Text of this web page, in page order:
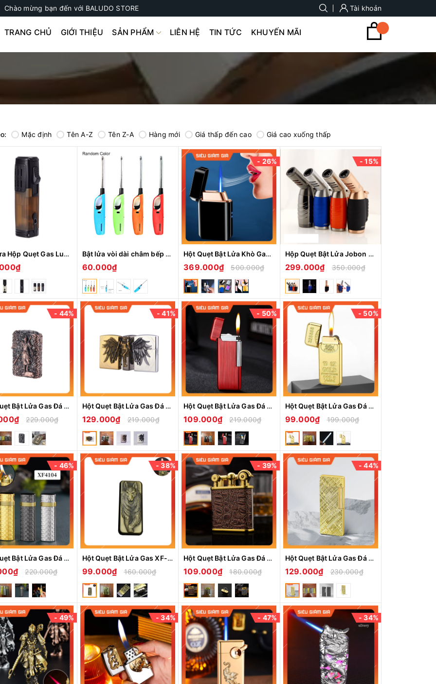
Chào mừng bạn đến với BALUDO STORE Tài khoản
TRANG CHỦ GIỚI THIỆU SẢN PHẨM LIÊN HỆ TIN TỨC KHUYẾN MÃI
Mặc định Tên A-Z Tên Z-A Hàng mới Giá thấp đến cao Giá cao xuống thấp
Bật Lửa Hộp Quẹt Gas Lubinski SK44 khò 3 tia nhìn rõ lượng gas, kèm theo đục Cigar cao cấp Bật lửa vòi dài châm bếp HENG-CHEN an toàn, tiện lợi
60.000₫
- 26%
Hột Quẹt Bật Lửa Khò Gas 1 Tia HT23 Cảm Ứng Lắc Tay Có Ô Quan Sát Gas - Giao Màu Ngẫu Nhiên
369.000₫ 500.000₫
- 15%
Hộp Quẹt Bật Lửa Jobon ZB-578 Khò 3 Tia Đầu Xoay Hai Chiều Để Bàn - (Nhiều màu)
299.000₫ 350.000₫
- 44%
Hột Quẹt Bật Lửa Gas Đá YF832 Đắp Nổi Họa Tiết Tôn Ngộ Không Cưỡi Mây - Giao Màu Ngẫu Nhiên
229.000₫
- 41%
Hột Quẹt Bật Lửa Gas Đá Z1050 Ốp Nổi 3 Mặt Họa Tiết Nữ Chiến Binh Amazon Thần Thoại Cực Đẹp -Nhiều Màu
129.000₫ 219.000₫
- 50%
Hột Quẹt Bật Lửa Gas Đá XF805 Siêu Mỏng Nhẹ Thiết Kế Restro Sang Trọng Lịch Lãm - Nhiều Màu
109.000₫ 219.000₫
- 50%
Hột Quẹt Bật Lửa Gas Đá XF624 Khắc Họa Tiết Hình Rồng, Hoa Văn, Thỏi Vàng 999 Siêu Mỏng Nhẹ Tiện Lợi - Giao Ngẫu Nhiên
99.000₫ 199.000₫
- 46%
Hột Quẹt Bật Lửa Gas Đá XF4101 Lửa Chéo Châm Tẩu, Châm Điếu Cày Cực Tiện Lợi - Nhiều Màu
220.000₫
- 38%
Hột Quẹt Bật Lửa Gas XF-612 Siêu Mỏng Nhẹ Hoạt Tiết Sói, Đại Bàng Dũng Mãnh-Giao Hình Ngẫu Nhiên
99.000₫ 160.000₫
- 39%
Hột Quẹt Bật Lửa Gas Đá DC1809 Bọc Da Vân Cá Sấu Khẳng Định Phong Cách Riêng
109.000₫ 180.000₫
- 44%
Hột Quẹt Bật Lửa Gas Đá XF-569 Siêu Mỏng Nhẹ Tay Đánh Lửa Restro -Nhiều Hình
129.000₫ 230.000₫
- 49% - 34% - 47% - 34%